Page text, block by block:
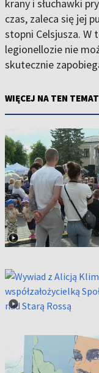
krany i słuchawki
czas, zaleca się jej
stopni Celsjusza. W
legionellozie nie
skutecznie
WIĘCEJ NA TEN TEMAT